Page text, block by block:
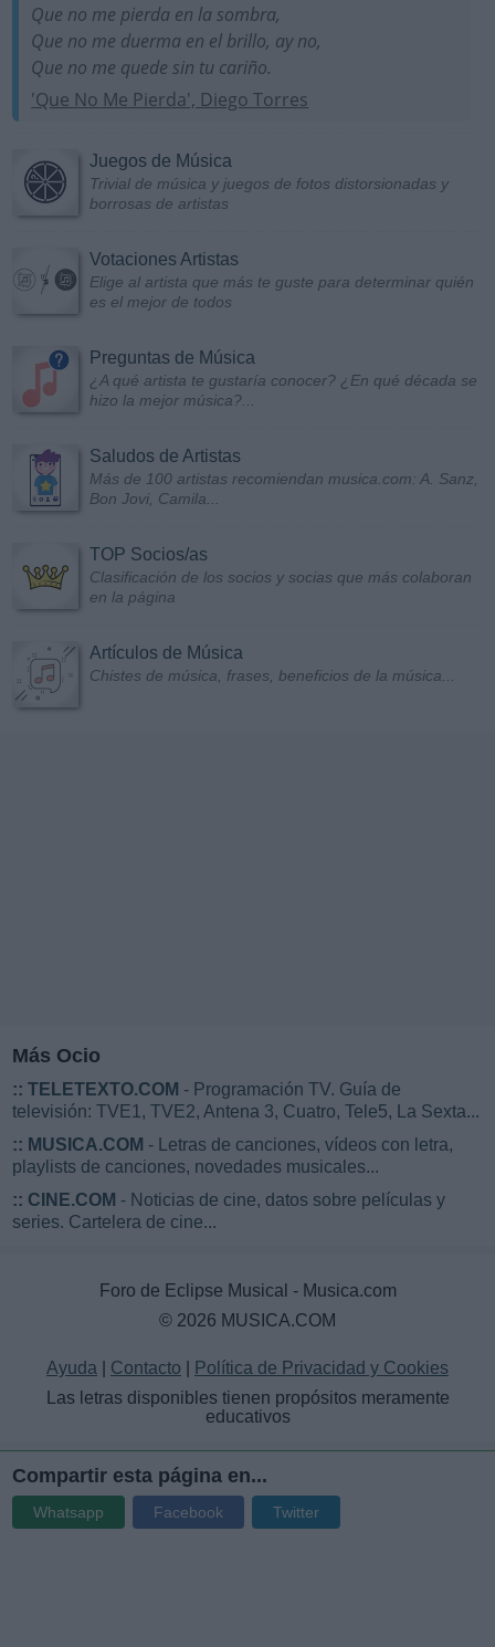
Que no me pierda en la sombra,
Que no me duerma en el brillo, ay no,
Que no me quede sin tu cariño.
'Que No Me Pierda', Diego Torres
Juegos de Música
Trivial de música y juegos de fotos distorsionadas y
borrosas de artistas
Votaciones Artistas
Elige al artista que más te guste para determinar quién
es el mejor de todos
Preguntas de Música
¿A qué artista te gustaría conocer? ¿En qué década se
hizo la mejor música?...
Saludos de Artistas
Más de 100 artistas recomiendan musica.com: A. Sanz,
Bon Jovi, Camila...
TOP Socios/as
Clasificación de los socios y socias que más colaboran
en la página
Artículos de Música
Chistes de música, frases, beneficios de la música...
Más Ocio
:: TELETEXTO.COM - Programación TV. Guía de
televisión: TVE1, TVE2, Antena 3, Cuatro, Tele5, La Sexta...
:: MUSICA.COM - Letras de canciones, vídeos con letra,
playlists de canciones, novedades musicales...
:: CINE.COM - Noticias de cine, datos sobre películas y
series. Cartelera de cine...
Foro de Eclipse Musical - Musica.com
© 2026 MUSICA.COM
Ayuda Contacto
Política de Privacidad y Cookies
Las letras disponibles tienen propósitos meramente
educativos
Compartir esta página en...
Whatsapp Facebook Twitter